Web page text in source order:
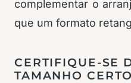
complementar o
que um formato
CERTIFIQUE-SE
TAMANHO CERTO